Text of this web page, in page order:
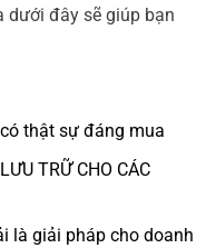
dưới đây sẽ giúp bạn
thật sự đáng mua
TRỮ CHO CÁC
là giải pháp cho doanh